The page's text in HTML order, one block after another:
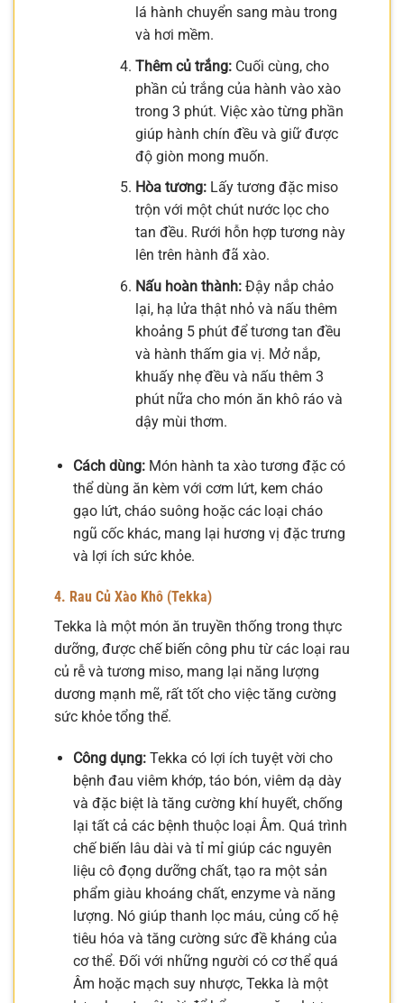
lá hành chuyển sang màu trong
và hơi mềm.
Thêm củ trắng:Cuối cùng, cho
phần củ trắng của hành vào xào
trong 3 phút. Việc xào từng phần
giúp hành chín đều và giữ được
độ giòn mong muốn.
Hòa tương:Lấy tương đặc miso
trộn với một chút nước lọc cho
tan đều. Rưới hỗn hợp tương này
lên trên hành đã xào.
Nấu hoàn thành:Đậy nắp chảo
lại, hạ lửa thật nhỏ và nấu thêm
khoảng 5 phút để tương tan đều
và hành thấm gia vị. Mở nắp,
khuấy nhẹ đều và nấu thêm 3
phút nữa cho món ăn khô ráo và
dậy mùi thơm.
Cách dùng:Món hành ta xào tương đặc có
thể dùng ăn kèm với cơm lứt, kem cháo
gạo lứt, cháo suông hoặc các loại cháo
ngũ cốc khác, mang lại hương vị đặc trưng
và lợi ích sức khỏe.
4. Rau Củ Xào Khô (Tekka)
Tekka là một món ăn truyền thống trong thực
dưỡng, được chế biến công phu từ các loại rau
củ rễ và tương miso, mang lại năng lượng
dương mạnh mẽ, rất tốt cho việc tăng cường
sức khỏe tổng thể.
Công dụng:Tekka có lợi ích tuyệt vời cho
bệnh đau viêm khớp, táo bón, viêm dạ dày
và đặc biệt là tăng cường khí huyết, chống
lại tất cả các bệnh thuộc loại Âm. Quá trình
chế biến lâu dài và tỉ mỉ giúp các nguyên
liệu cô đọng dưỡng chất, tạo ra một sản
phẩm giàu khoáng chất, enzyme và năng
lượng. Nó giúp thanh lọc máu, củng cố hệ
tiêu hóa và tăng cường sức đề kháng của
cơ thể. Đối với những người có cơ thể quá
Âm hoặc mạch suy nhược, Tekka là một